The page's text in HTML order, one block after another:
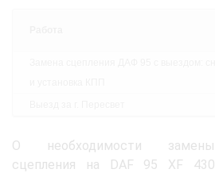
О необходимости замены
сцепления на DAF 95 XF 430